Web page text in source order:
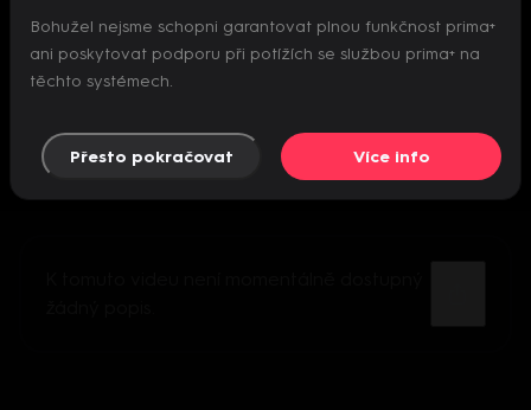
Nepodařilo se inicializovat přehrávač
Bohužel nejsme schopni garantovat plnou funkčnost prima+
ani poskytovat podporu při potížích se službou prima+ na
těchto systémech.
Přesto pokračovat Více info